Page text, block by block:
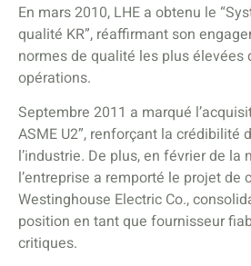
En mars 2010, LHE a obtenu le
qualité KR”, réaffirmant son
normes de qualité les plus élevées
opérations.
Septembre 2011 a marqué
ASME U2”, renforçant la crédibilité
l’industrie. De plus, en février de la
l’entreprise a remporté le projet de
Westinghouse Electric Co.,
position en tant que fournisseur
critiques.